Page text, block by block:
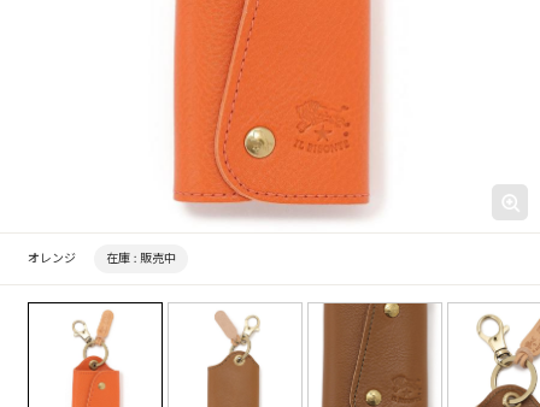
オレンジ 在庫 : 販売中